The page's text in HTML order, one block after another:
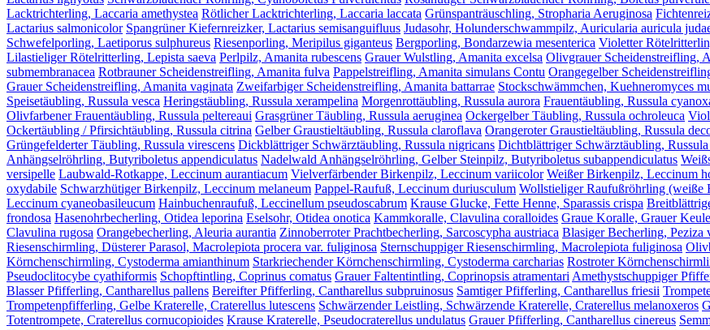
Lacktrichterling, Laccaria amethystea Rötlicher Lacktrichterling, Laccaria laccata Grünspanträuschling, Stropharia Aeruginosa
Lactarius salmonicolor Spangrüner Kiefernreizker, Lactarius semisanguifluus Judasohr, Holunderschwammpilz, Auricularia auricula
Schwefelporling, Laetiporus sulphureus Riesenporling, Meripilus giganteus Bergporling, Bondarzewia mesenterica Violetter
Lilastieliger Rötelritterling, Lepista saeva Perlpilz, Amanita rubescens Grauer Wulstling, Amanita excelsa Olivgrauer Scheidenstreifling,
submembranacea Rotbrauner Scheidenstreifling, Amanita fulva Pappelstreifling, Amanita simulans Contu Orangegelber
Grauer Scheidenstreifling, Amanita vaginata Zweifarbiger Scheidenstreifling, Amanita battarrae Stockschwämmchen, Kuehneromyces
Speisetäubling, Russula vesca Heringstäubling, Russula xerampelina Morgenrottäubling, Russula aurora Frauentäubling, Russula
Olivfarbener Frauentäubling, Russula peltereaui Grasgrüner Täubling, Russula aeruginea Ockergelber Täubling, Russula ochroleuca
Ockertäubling / Pfirsichtäubling, Russula citrina Gelber Graustieltäubling, Russula claroflava Orangeroter Graustieltäubling, Russula
Grüngefelderter Täubling, Russula virescens Dickblättriger Schwärztäubling, Russula nigricans Dichtblättriger Schwärztäubling,
Anhängselröhrling, Butyriboletus appendiculatus Nadelwald Anhängselröhrling, Gelber Steinpilz, Butyriboletus subappendiculatus
versipelle Laubwald-Rotkappe, Leccinum aurantiacum Vielverfärbender Birkenpilz, Leccinum variicolor Weißer Birkenpilz, Leccinum
oxydabile Schwarzhütiger Birkenpilz, Leccinum melaneum Pappel-Raufuß, Leccinum duriusculum Wollstieliger Raufußröhrling (weiße
Leccinum cyaneobasileucum Hainbuchenraufuß, Leccinellum pseudoscabrum Krause Glucke, Fette Henne, Sparassis crispa
frondosa Hasenohrbecherling, Otidea leporina Eselsohr, Otidea onotica Kammkoralle, Clavulina coralloides Graue Koralle, Grauer
Clavulina rugosa Orangebecherling, Aleuria aurantia Zinnoberroter Prachtbecherling, Sarcoscypha austriaca Blasiger Becherling, Peziza
Riesenschirmling, Düsterer Parasol, Macrolepiota procera var. fuliginosa Sternschuppiger Riesenschirmling, Macrolepiota fuliginosa
Körnchenschirmling, Cystoderma amianthinum Starkriechender Körnchenschirmling, Cystoderma carcharias Rostroter
Pseudoclitocybe cyathiformis Schopftintling, Coprinus comatus Grauer Faltentintling, Coprinopsis atramentariAmethystschuppiger
Blasser Pfifferling, Cantharellus pallens Bereifter Pfifferling, Cantharellus subpruinosus Samtiger Pfifferling, Cantharellus friesii
Trompetenpfifferling, Gelbe Kraterelle, Craterellus lutescens Schwärzender Leistling, Schwärzende Kraterelle, Craterellus melanoxeros
Totentrompete, Craterellus cornucopioides Krause Kraterelle, Pseudocraterellus undulatus Grauer Pfifferling, Cantharellus cinereus